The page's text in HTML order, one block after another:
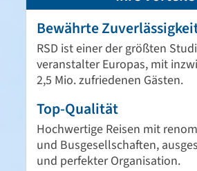
Bewährte
RSD ist einer der größten
veranstalter Europas, mit
2,5 Mio. zufriedenen Gästen.
Top-Qualität
Hochwertige Reisen mit
und Busgesellschaften,
und perfekter Organisation.